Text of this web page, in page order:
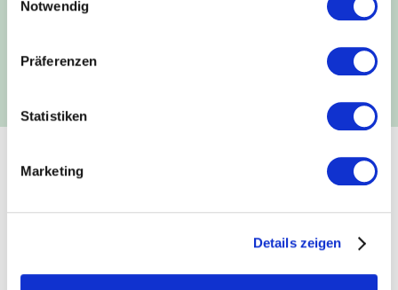
Notwendig
Präferenzen
Statistiken
Marketing
Details zeigen
vision pack 1.0.
Esplora SOLARWATT vision
Sfrutta il potenziale del nuovo sistema completo